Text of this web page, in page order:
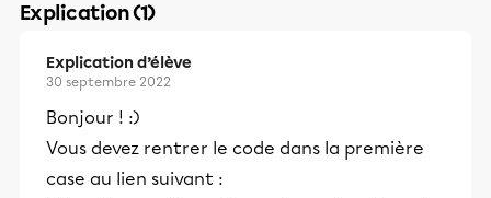
Explication (1)
Explication d’élève
30 septembre 2022
Bonjour ! :)
Vous devez rentrer le code dans la première
case au lien suivant :